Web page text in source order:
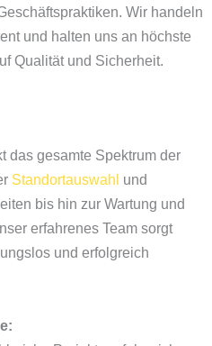
Wir handeln
und halten uns an höchste
Qualität und Sicherheit.
das gesamte Spektrum der
Standortauswahl und
bis hin zur Wartung und
erfahrenes Team sorgt
und erfolgreich